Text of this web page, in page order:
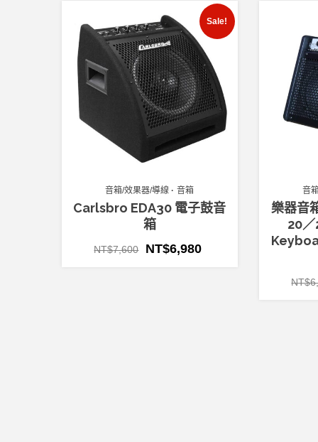
Sale!
音箱/效果器/導線 音箱
Carlsbro EDA30 電子鼓音
箱
NT$7,600 NT$6,980
音
樂器音
20
NT$